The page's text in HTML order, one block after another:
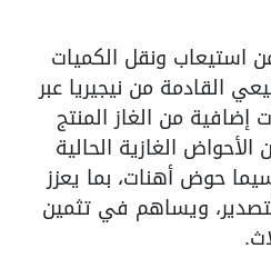
ونقل الكميات
القادمة من نيجيريا عبر
من الغاز المنتج
الغازية الحالية
حوض أهنات، بما يعزز
ويساهم في تثمين